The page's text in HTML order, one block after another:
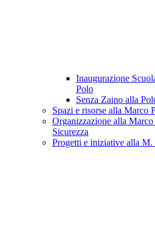
Inaugurazione
Polo
Senza Zaino alla
Spazi e risorse alla Marco
Organizzazione alla
Sicurezza
Progetti e iniziative alla M.